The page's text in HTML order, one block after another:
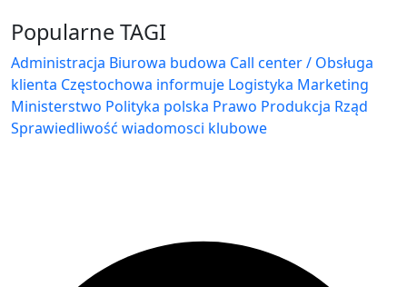
Popularne TAGI
Administracja Biurowa budowa Call center / Obsługa
klienta Częstochowa informuje Logistyka Marketing
Ministerstwo Polityka polska Prawo Produkcja Rząd
Sprawiedliwość wiadomosci klubowe